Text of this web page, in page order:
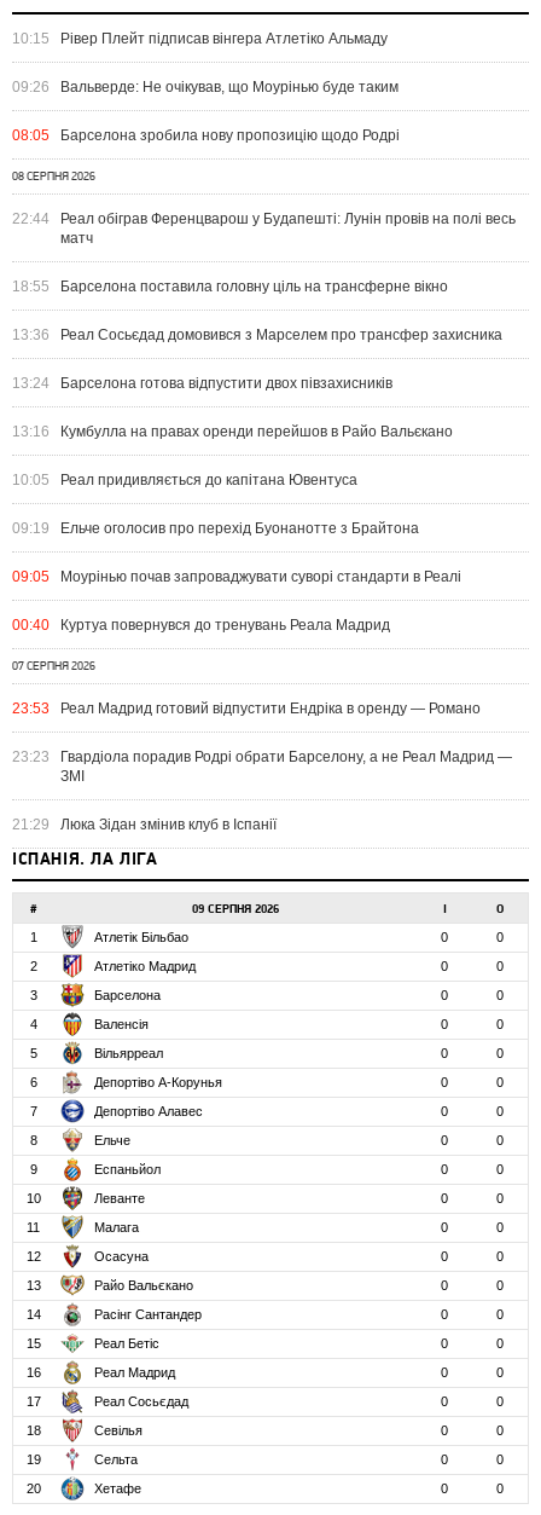
10:15 Рівер Плейт підписав вінгера Атлетіко Альмаду
09:26 Вальверде: Не очікував, що Моурінью буде таким
08:05 Барселона зробила нову пропозицію щодо Родрі
08 СЕРПНЯ 2026
22:44
Реал обіграв Ференцварош у Будапешті: Лунін провів на полі весь
матч
18:55 Барселона поставила головну ціль на трансферне вікно
13:36 Реал Сосьєдад домовився з Марселем про трансфер захисника
13:24 Барселона готова відпустити двох півзахисників
13:16 Кумбулла на правах оренди перейшов в Райо Вальєкано
10:05 Реал придивляється до капітана Ювентуса
09:19 Ельче оголосив про перехід Буонанотте з Брайтона
09:05 Моурінью почав запроваджувати суворі стандарти в Реалі
00:40 Куртуа повернувся до тренувань Реала Мадрид
07 СЕРПНЯ 2026
23:53 Реал Мадрид готовий відпустити Ендріка в оренду — Романо
23:23
Гвардіола порадив Родрі обрати Барселону, а не Реал Мадрид —
ЗМІ
21:29 Люка Зідан змінив клуб в Іспанії
ІСПАНІЯ. ЛА ЛІГА
# 09 СЕРПНЯ 2026 І О
1 Атлетік Більбао 0
0
2
Атлетіко Мадрид 0
0
3
Барселона 0
0
4
Валенсія 0
0
5
Вільярреал 0
0
6
Депортіво А-Корунья 0
0
7
Депортіво Алавес 0
0
8
Ельче 0
0
9
Еспаньйол 0
0
10
Леванте 0
0
11
Малага 0
0
12
Осасуна 0
0
13
Райо Вальєкано 0
0
14
Расінг Сантандер 0
0
15
Реал Бетіс 0
0
16
Реал Мадрид 0
0
17
Реал Сосьєдад 0
0
18
Севілья 0
0
19
Сельта 0
0
20
Хетафе 0 0